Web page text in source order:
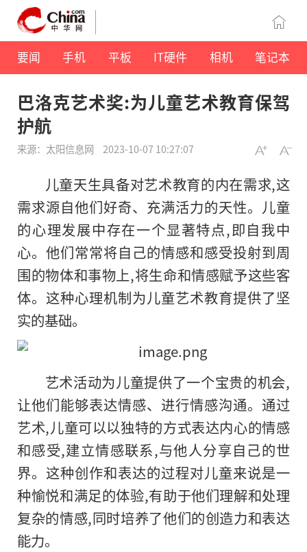
要闻 手机 平板 IT硬件 相机 笔记本
巴洛克艺术奖:为儿童艺术教育保驾
护航
来源：太阳信息网 2023-10-07 10:27:07
儿童天生具备对艺术教育的内在需求,这
需求源自他们好奇、充满活力的天性。儿童
的心理发展中存在一个显著特点,即自我中
心。他们常常将自己的情感和感受投射到周
围的物体和事物上,将生命和情感赋予这些客
体。这种心理机制为儿童艺术教育提供了坚
实的基础。
艺术活动为儿童提供了一个宝贵的机会,
让他们能够表达情感、进行情感沟通。通过
艺术,儿童可以以独特的方式表达内心的情感
和感受,建立情感联系,与他人分享自己的世
界。这种创作和表达的过程对儿童来说是一
种愉悦和满足的体验,有助于他们理解和处理
复杂的情感,同时培养了他们的创造力和表达
能力。